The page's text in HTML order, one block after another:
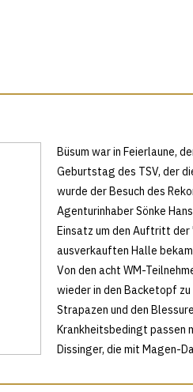
Büsum war in Feierlaune,
Geburtstag des TSV, der
wurde der Besuch des
Agenturinhaber Sönke
Einsatz um den Auftritt der
ausverkauften Halle
Von den acht WM-
wieder in den Backetopf zu
Strapazen und den
Krankheitsbedingt passen
Dissinger, die mit Magen-